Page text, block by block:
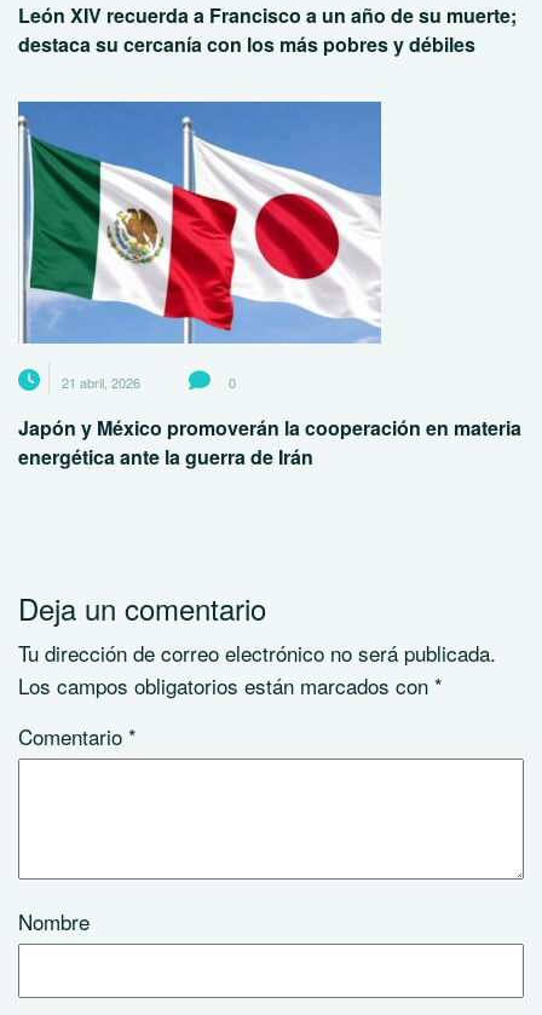
León XIV recuerda a Francisco a un año de su muerte;
destaca su cercanía con los más pobres y débiles
21 abril, 2026 0
Japón y México promoverán la cooperación en materia
energética ante la guerra de Irán
Deja un comentario
Tu dirección de correo electrónico no será publicada.
Los campos obligatorios están marcados con *
Comentario *
Nombre